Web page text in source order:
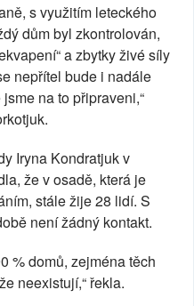
s využitím leteckého
dům byl zkontrolován,
a zbytky živé síly
nepřítel bude i nadále
na to připraveni,“
Iryna Kondratjuk v
že v osadě, která je
stále žije 28 lidí. S
není žádný kontakt.
% domů, zejména těch
neexistují,“ řekla.